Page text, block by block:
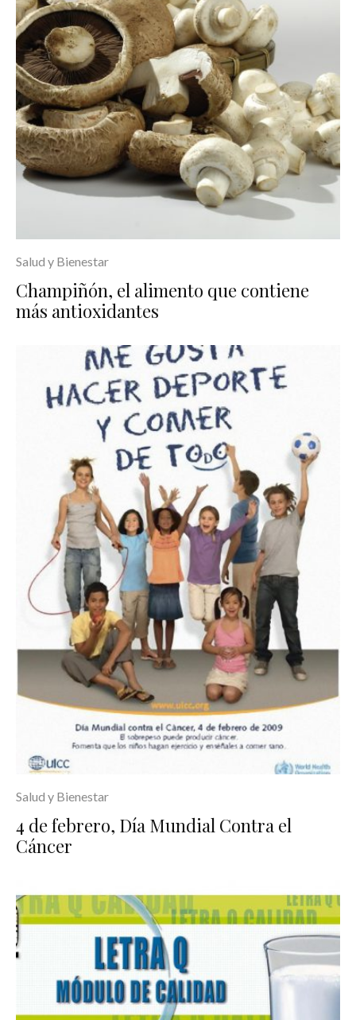
Salud y Bienestar
Champiñón, el alimento que contiene
más antioxidantes
Salud y Bienestar
4 de febrero, Día Mundial Contra el
Cáncer